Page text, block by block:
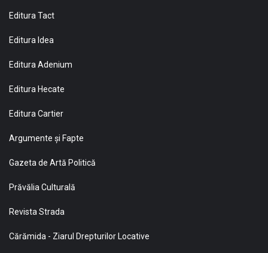
Editura Tact
Editura Idea
Editura Adenium
Editura Hecate
Editura Cartier
Argumente și Fapte
Gazeta de Artă Politică
Prăvălia Culturală
Revista Strada
Cărămida - Ziarul Drepturilor Locative